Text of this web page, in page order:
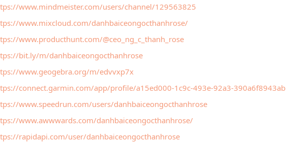
www.mindmeister.com/users/channel/129563825
www.mixcloud.com/danhbaiceongocthanhrose/
www.producthunt.com/@ceo_ng_c_thanh_rose
bit.ly/m/danhbaiceongocthanhrose
www.geogebra.org/m/edvvxp7x
connect.garmin.com/app/profile/a15ed000-1c9c-493e-92a3-390a6f8943ab
www.speedrun.com/users/danhbaiceongocthanhrose
www.awwwards.com/danhbaiceongocthanhrose/
rapidapi.com/user/danhbaiceongocthanhrose